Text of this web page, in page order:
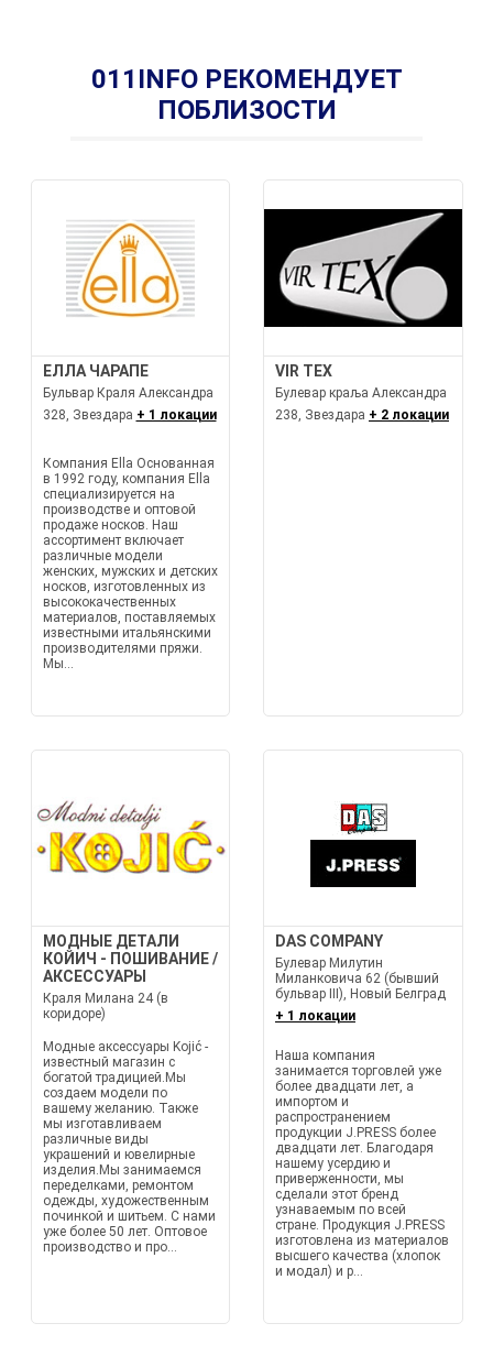
011INFO РЕКОМЕНДУЕТ
ПОБЛИЗОСТИ
ЕЛЛА ЧАРАПЕ
Бульвар Краля Александра
328, Звездара + 1 локации
Компания Ella Основанная
в 1992 году, компания Ella
специализируется на
производстве и оптовой
продаже носков. Наш
ассортимент включает
различные модели
женских, мужских и детских
носков, изготовленных из
высококачественных
материалов, поставляемых
известными итальянскими
производителями пряжи.
Мы...
VIR TEX
Булевар краља Александра
238, Звездара + 2 локации
МОДНЫЕ ДЕТАЛИ
КОЙИЧ - ПОШИВАНИЕ /
АКСЕССУАРЫ
Краля Милана 24 (в
коридоре)
Модные аксессуары Kojić -
известный магазин с
богатой традицией.Мы
создаем модели по
вашему желанию. Также
мы изготавливаем
различные виды
украшений и ювелирные
изделия.Мы занимаемся
переделками, ремонтом
одежды, художественным
починкой и шитьем. С нами
уже более 50 лет. Оптовое
производство и про...
DAS COMPANY
Булевар Милутин
Миланковича 62 (бывший
бульвар III), Новый Белград
+ 1 локации
Наша компания
занимается торговлей уже
более двадцати лет, а
импортом и
распространением
продукции J.PRESS более
двадцати лет. Благодаря
нашему усердию и
приверженности, мы
сделали этот бренд
узнаваемым по всей
стране. Продукция J.PRESS
изготовлена из материалов
высшего качества (хлопок
и модал) и р...